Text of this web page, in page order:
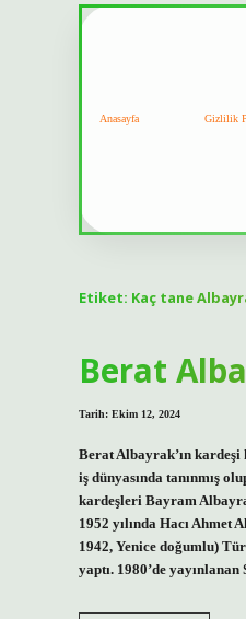
Anasayfa Gizlilik
Etiket: Kaç tane
Berat
Tarih: Ekim 12, 2024
Berat Albayrak’ın
iş dünyasında tanınmış
kardeşleri Bayram
1952 yılında Hacı
1942, Yenice doğumlu)
yaptı. 1980’de